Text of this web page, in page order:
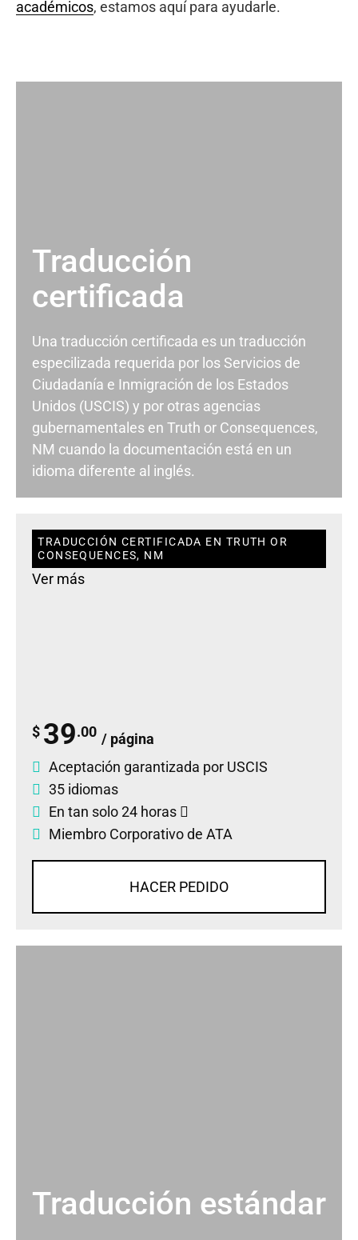
académicos, estamos aquí para ayudarle.
Traducción
certificada
Una traducción certificada es un traducción
especilizada requerida por los Servicios de
Ciudadanía e Inmigración de los Estados
Unidos (USCIS) y por otras agencias
gubernamentales en Truth or Consequences,
NM cuando la documentación está en un
idioma diferente al inglés.
TRADUCCIÓN CERTIFICADA EN TRUTH OR
CONSEQUENCES, NM
Ver más
$ 39.00 / página
Aceptación garantizada por USCIS
35 idiomas
En tan solo 24 horas
Miembro Corporativo de ATA
HACER PEDIDO
Traducción estándar